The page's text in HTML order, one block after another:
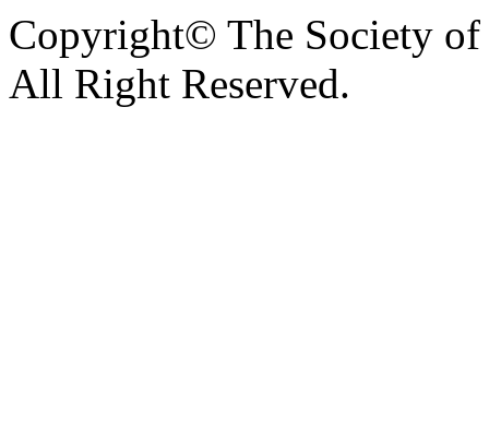
Copyright© The Society
All Right Reserved.